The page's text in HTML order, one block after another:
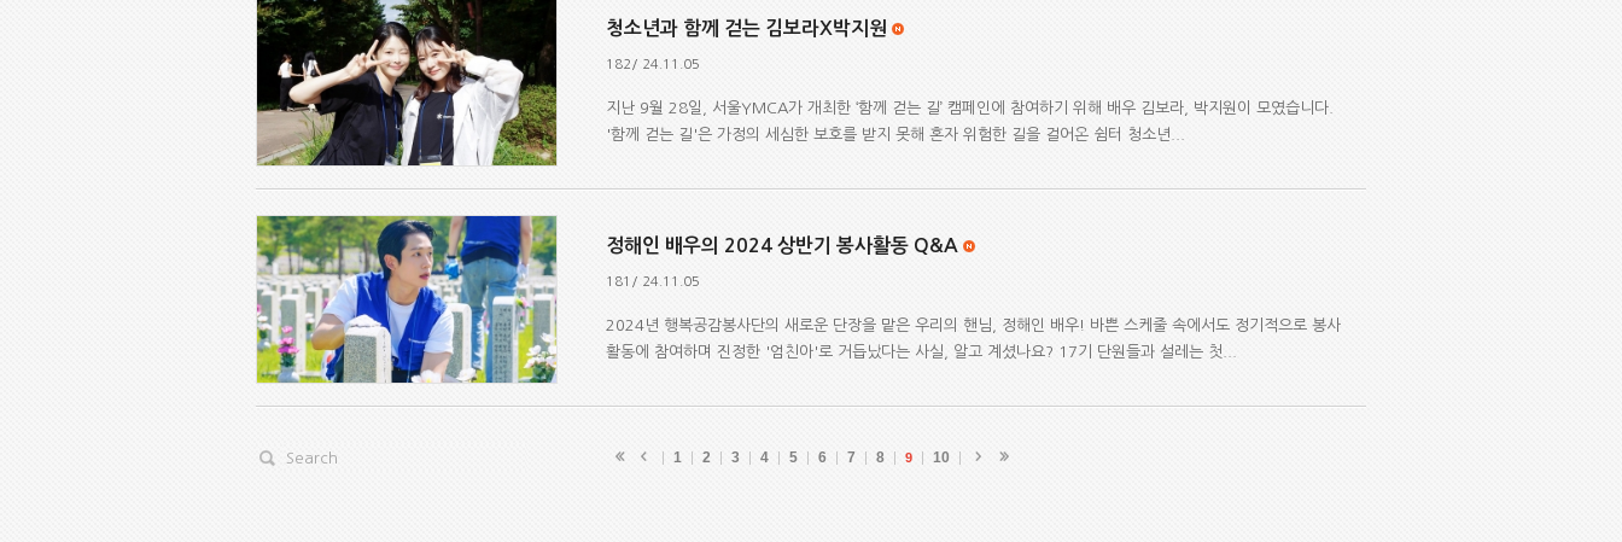
청소년과 함께 걷는 김보라X박지원
182/ 24.11.05
지난 9월 28일, 서울YMCA가 개최한 ‘함께 걷는 길’ 캠페인에 참여하기 위해 배우 김보라, 박지원이 모였습니다.
'함께 걷는 길'은 가정의 세심한 보호를 받지 못해 혼자 위험한 길을 걸어온 쉼터 청소년...
정해인 배우의 2024 상반기 봉사활동 Q&A
181/ 24.11.05
2024년 행복공감봉사단의 새로운 단장을 맡은 우리의 핸님, 정해인 배우! 바쁜 스케줄 속에서도 정기적으로 봉사
활동에 참여하며 진정한 '엄친아'로 거듭났다는 사실, 알고 계셨나요? 17기 단원들과 설레는 첫...
1 2 3 4 5 6 7 8 9 10
Search